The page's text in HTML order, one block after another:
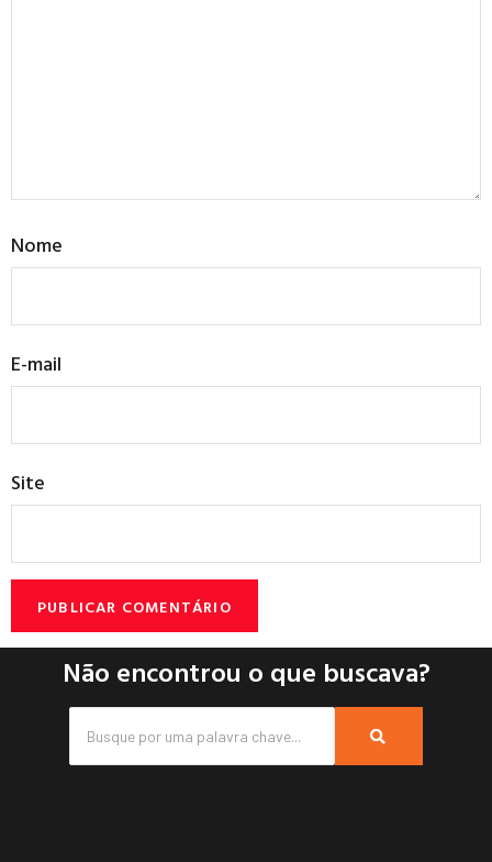
Nome
E-mail
Site
Não encontrou o que buscava?